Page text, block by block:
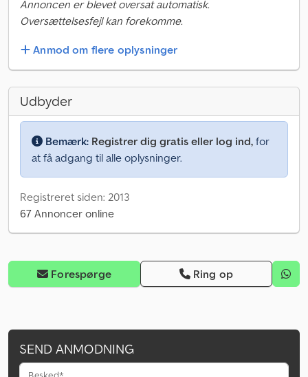
Annoncen er blevet oversat automatisk.
Oversættelsesfejl kan forekomme.
Anmod om flere oplysninger
Udbyder
Bemærk: Registrer dig gratis eller log ind, for
at få adgang til alle oplysninger.
Registreret siden: 2013
67 Annoncer online
Forespørge Ring op
SEND ANMODNING